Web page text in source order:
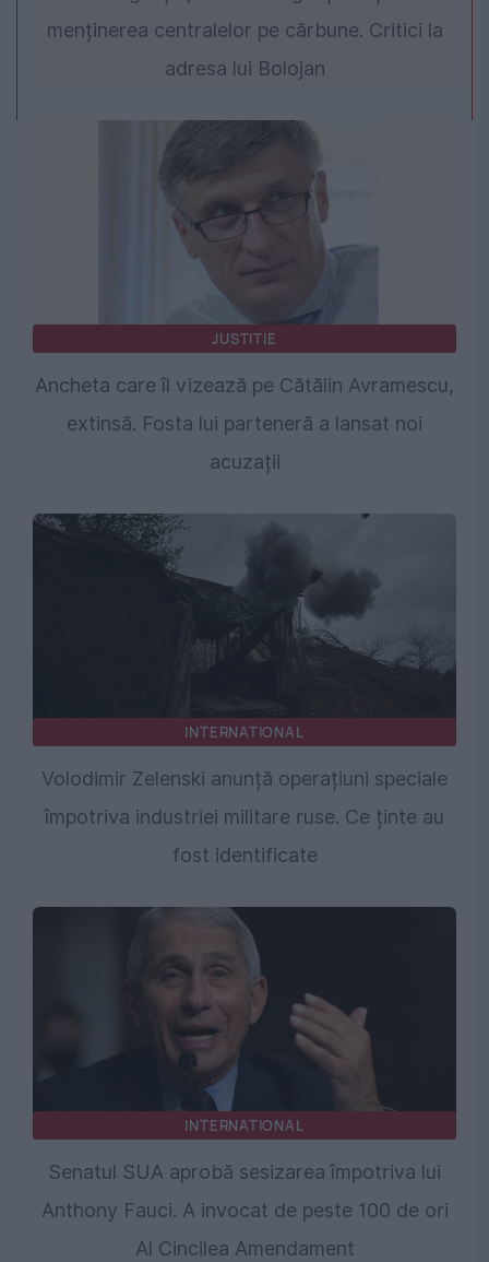
menținerea centralelor pe cărbune. Critici la
adresa lui Bolojan
JUSTITIE
Ancheta care îl vizează pe Cătălin Avramescu,
extinsă. Fosta lui parteneră a lansat noi
acuzații
INTERNATIONAL
Volodimir Zelenski anunță operațiuni speciale
împotriva industriei militare ruse. Ce ținte au
fost identificate
INTERNATIONAL
Senatul SUA aprobă sesizarea împotriva lui
Anthony Fauci. A invocat de peste 100 de ori
Al Cincilea Amendament